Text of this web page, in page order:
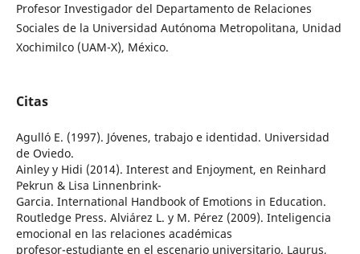
Profesor Investigador del Departamento de Relaciones
Sociales de la Universidad Autónoma Metropolitana, Unidad
Xochimilco (UAM-X), México.
Citas
Agulló E. (1997). Jóvenes, trabajo e identidad. Universidad
de Oviedo.
Ainley y Hidi (2014). Interest and Enjoyment, en Reinhard
Pekrun & Lisa Linnenbrink-
Garcia. International Handbook of Emotions in Education.
Routledge Press. Alviárez L. y M. Pérez (2009). Inteligencia
emocional en las relaciones académicas
profesor-estudiante en el escenario universitario. Laurus,